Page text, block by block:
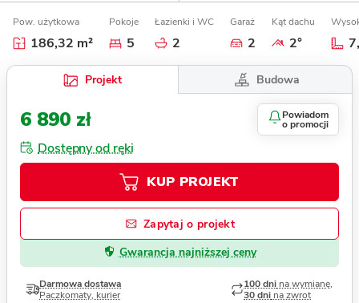
Pow. użytkowa
186,32 m²
Pokoje
5
Łazienki i WC
2
Garaż
2
Kąt dachu
2°
Projekt Budowa
6 890 zł Powiadom
o promocji
Dostępny od ręki
KUP PROJEKT
Zapytaj o projekt
Gwarancja najniższej ceny
Darmowa dostawa
Paczkomaty, kurier
100 dni na wymianę,
30 dni na zwrot